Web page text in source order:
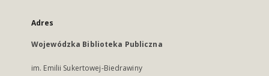
Adres
Wojewódzka Biblioteka Publiczna
im. Emilii Sukertowej-Biedrawiny